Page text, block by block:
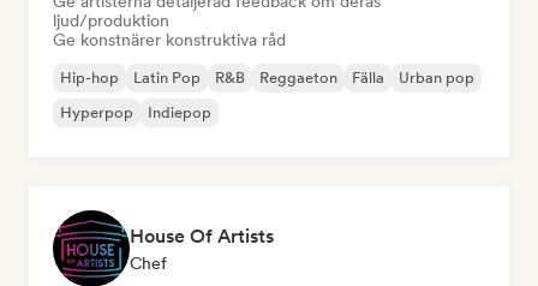
ljud/produktion
Ge konstnärer konstruktiva råd
Hip-hop Latin Pop R&B Reggaeton Fälla
Urban pop
Hyperpop
Indiepop
House Of Artists
Chef